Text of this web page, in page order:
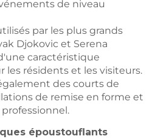
de niveau
par les plus grands
Djokovic et Serena
caractéristique
les résidents et les visiteurs.
des courts de
de remise en forme et
époustouflants